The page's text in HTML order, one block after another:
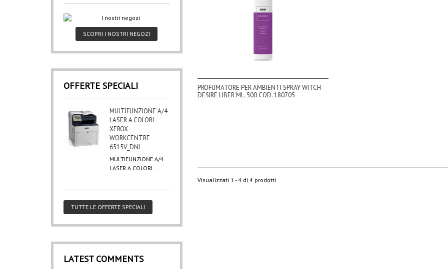
SCOPRI I NOSTRI NEGOZI
OFFERTE SPECIALI
MULTIFUNZIONE A/4
LASER A COLORI
XEROX
WORKCENTRE
6515V_DNI
MULTIFUNZIONE A/4
LASER A COLORI...
TUTTE LE OFFERTE SPECIALI
LATEST COMMENTS
PROFUMATORE PER AMBIENTI SPRAY WITCH
DESIRE LIBER ML. 500 COD. 180705
Visualizzati 1 - 4 di 4 prodotti